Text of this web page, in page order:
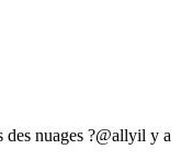
nuages ?@allyil y a